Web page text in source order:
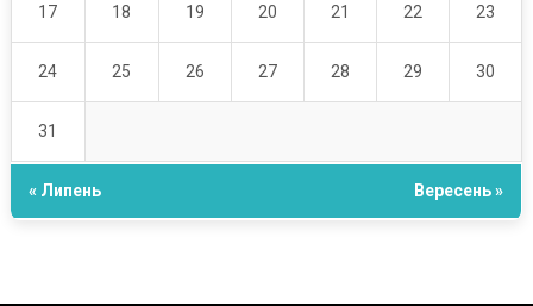
17 18 19 20 21 22 23
24 25 26 27 28 29 30
31
« Липень Вересень »